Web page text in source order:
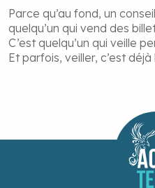
Parce qu’au fond, un
quelqu’un qui vend des
C’est quelqu’un qui veille
Et parfois, veiller, c’est